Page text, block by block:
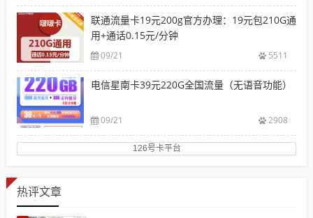
联通流量卡19元200g官方办理：19元包210G通
用+通话0.15元/分钟
09/21 5511
电信星南卡39元220G全国流量（无语音功能）
09/21 2908
126号卡平台
热评文章